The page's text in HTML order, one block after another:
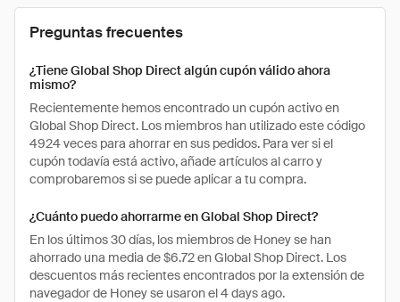
Preguntas frecuentes
¿Tiene Global Shop Direct algún cupón válido ahora
mismo?
Recientemente hemos encontrado un cupón activo en
Global Shop Direct. Los miembros han utilizado este código
4924 veces para ahorrar en sus pedidos. Para ver si el
cupón todavía está activo, añade artículos al carro y
comprobaremos si se puede aplicar a tu compra.
¿Cuánto puedo ahorrarme en Global Shop Direct?
En los últimos 30 días, los miembros de Honey se han
ahorrado una media de $6.72 en Global Shop Direct. Los
descuentos más recientes encontrados por la extensión de
navegador de Honey se usaron el 4 days ago.